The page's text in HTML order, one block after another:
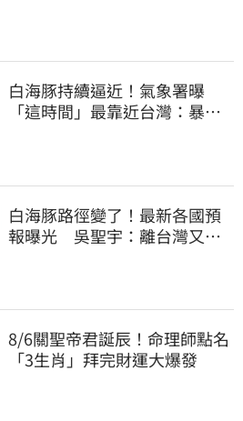
白海豚持續逼近！氣象署曝
「這時間」最靠近台灣：暴風
白海豚路徑變了！最新各國預
報曝光 吳聖宇：離台灣又更
8/6關聖帝君誕辰！命理師點名
「3生肖」拜完財運大爆發